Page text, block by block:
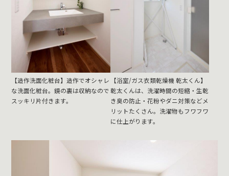
【造作洗面化粧台】造作でオシャレ
な洗面化粧台。鏡の裏は収納なので
スッキリ片付きます。
【浴室/ガス衣類乾燥機 乾太くん】
乾太くんは、洗濯時間の短縮・生乾
き臭の防止・花粉やダニ対策などメ
リットたくさん。洗濯物もフワフワ
に仕上がります。